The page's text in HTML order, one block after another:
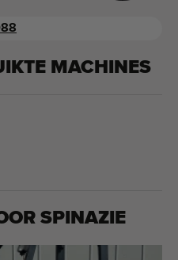
MACHINES
SPINAZIE